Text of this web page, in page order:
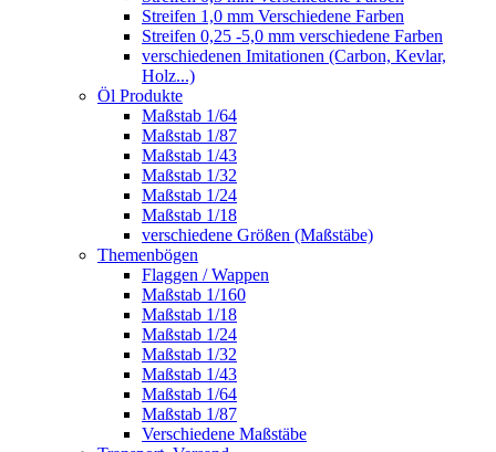
Streifen 1,0 mm Verschiedene Farben
Streifen 0,25 -5,0 mm verschiedene Farben
verschiedenen Imitationen (Carbon, Kevlar,
Holz...)
Öl Produkte
Maßstab 1/64
Maßstab 1/87
Maßstab 1/43
Maßstab 1/32
Maßstab 1/24
Maßstab 1/18
verschiedene Größen (Maßstäbe)
Themenbögen
Flaggen / Wappen
Maßstab 1/160
Maßstab 1/18
Maßstab 1/24
Maßstab 1/32
Maßstab 1/43
Maßstab 1/64
Maßstab 1/87
Verschiedene Maßstäbe